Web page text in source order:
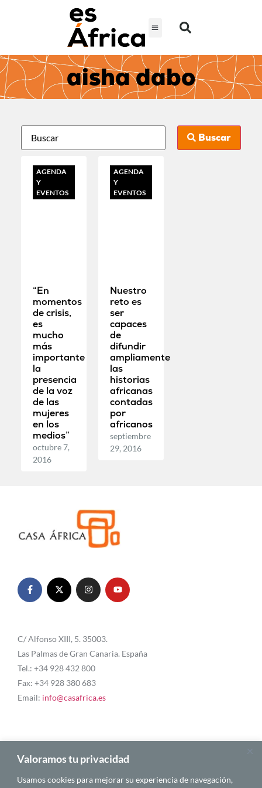
Valoramos tu privacidad
Usamos cookies para mejorar su experiencia de navegación,
aisha dabo
Buscar
AGENDA
Y
EVENTOS
“En
momentos
de crisis,
es
mucho
más
importante
la
presencia
de la voz
de las
mujeres
en los
medios”
octubre 7,
2016
AGENDA
Y
EVENTOS
Nuestro
reto es
ser
capaces
de
difundir
ampliamente
las
historias
africanas
contadas
por
africanos
septiembre
29, 2016
C/ Alfonso XIII, 5. 35003.
Las Palmas de Gran Canaria. España
Tel.: +34 928 432 800
Fax: +34 928 380 683
Email: info@casafrica.es
Blog
Quiénes somos